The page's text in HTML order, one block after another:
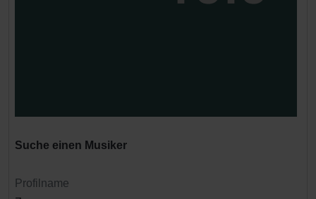
Suche einen Musiker
Profilname